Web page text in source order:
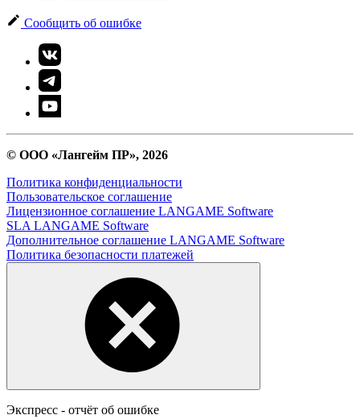
Сообщить об ошибке
© ООО «Лангейм ПР», 2026
Политика конфиденциальности
Пользовательское соглашение
Лицензионное соглашение LANGAME Software
SLA LANGAME Software
Дополнительное соглашение LANGAME Software
Политика безопасности платежей
Экспресс - отчёт об ошибке